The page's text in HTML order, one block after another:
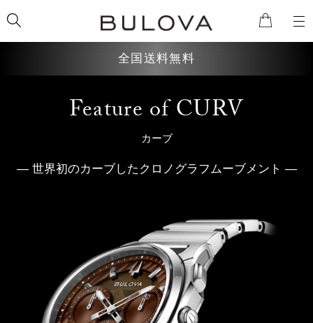
全国送料無料
Feature of CURV
カーブ
― 世界初のカーブしたクロノグラフムーブメント ―